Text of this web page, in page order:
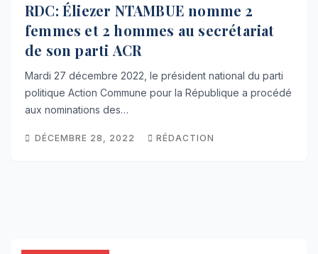
RDC: Éliezer NTAMBUE nomme 2
femmes et 2 hommes au secrétariat
de son parti ACR
Mardi 27 décembre 2022, le président national du parti
politique Action Commune pour la République a procédé
aux nominations des…
DÉCEMBRE 28, 2022 RÉDACTION